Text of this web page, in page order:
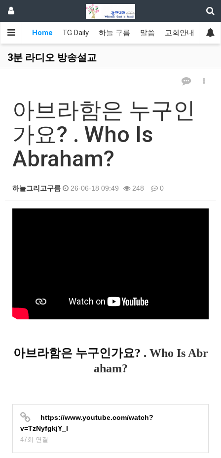
Home TG Daily 하늘 구름 말씀 교회안내 광
3분 라디오 방송설교
아브라함은 누구인
가요? . Who Is
Abraham?
하늘그리고구름 26-06-18 09:49 248 0
아브라함은 누구인가요? . Who Is Abr
aham?
https://www.youtube.com/watch?
v=TzNyfgkjY_I
47회 연결